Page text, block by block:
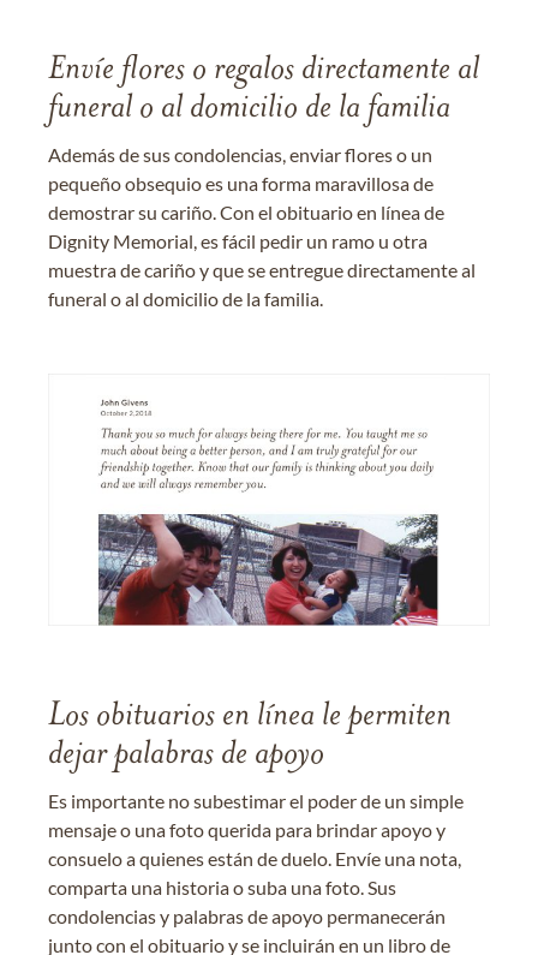
Envíe flores o regalos directamente al
funeral o al domicilio de la familia
Además de sus condolencias, enviar flores o un
pequeño obsequio es una forma maravillosa de
demostrar su cariño. Con el obituario en línea de
Dignity Memorial, es fácil pedir un ramo u otra
muestra de cariño y que se entregue directamente al
funeral o al domicilio de la familia.
Los obituarios en línea le permiten
dejar palabras de apoyo
Es importante no subestimar el poder de un simple
mensaje o una foto querida para brindar apoyo y
consuelo a quienes están de duelo. Envíe una nota,
comparta una historia o suba una foto. Sus
condolencias y palabras de apoyo permanecerán
junto con el obituario y se incluirán en un libro de